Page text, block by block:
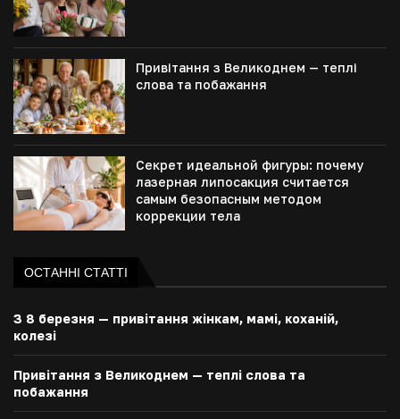
Привітання з Великоднем — теплі
слова та побажання
Секрет идеальной фигуры: почему
лазерная липосакция считается
самым безопасным методом
коррекции тела
ОСТАННІ СТАТТІ
З 8 березня — привітання жінкам, мамі, коханій,
колезі
Привітання з Великоднем — теплі слова та
побажання